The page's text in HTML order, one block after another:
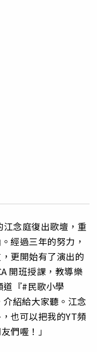
念庭復出歌壇，重
經過三年的努力，
更開始有了演出的
開班授課，教導樂
『#民歌小學
紹給大家聽。江念
也可以把我的YT頻
們喔！」